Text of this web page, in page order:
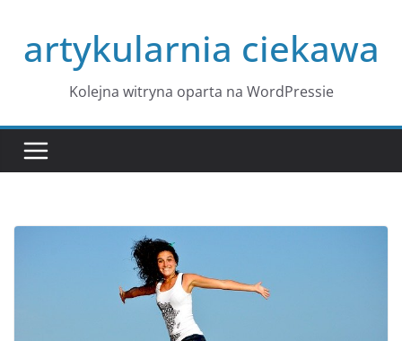
treściartykularnia ciekawa
Kolejna witryna oparta na WordPressie